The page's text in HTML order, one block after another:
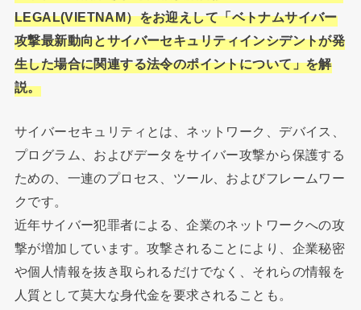
LEGAL(VIETNAM）をお迎えして「ベトナムサイバー
攻撃最新動向とサイバーセキュリティインシデントが発
生した場合に関連する法令のポイントについて」を解
説。
サイバーセキュリティとは、ネットワーク、デバイス、
プログラム、およびデータをサイバー攻撃から保護する
ための、一連のプロセス、ツール、およびフレームワー
クです。
近年サイバー犯罪者による、企業のネットワークへの攻
撃が増加しています。攻撃されることにより、企業秘密
や個人情報を抜き取られるだけでなく、それらの情報を
人質として莫大な身代金を要求されることも。